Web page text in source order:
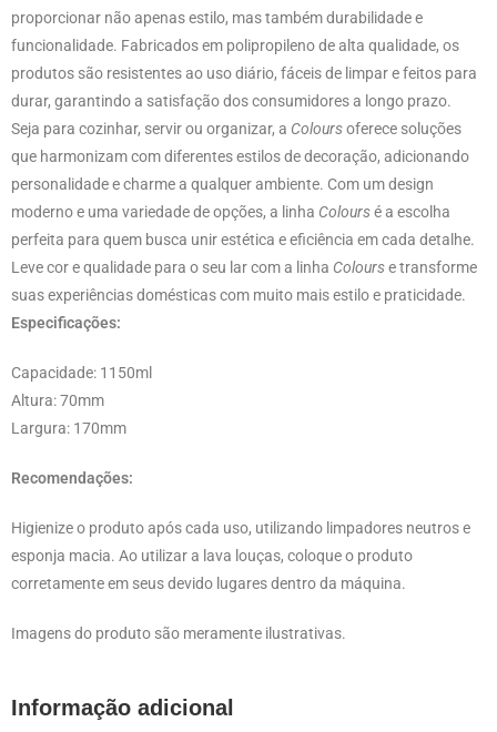
proporcionar não apenas estilo, mas também durabilidade e
funcionalidade. Fabricados em polipropileno de alta qualidade, os
produtos são resistentes ao uso diário, fáceis de limpar e feitos para
durar, garantindo a satisfação dos consumidores a longo prazo.
Seja para cozinhar, servir ou organizar, a Coloursoferece soluções
que harmonizam com diferentes estilos de decoração, adicionando
personalidade e charme a qualquer ambiente. Com um design
moderno e uma variedade de opções, a linha Coloursé a escolha
perfeita para quem busca unir estética e eficiência em cada detalhe.
Leve cor e qualidade para o seu lar com a linha Colourse transforme
suas experiências domésticas com muito mais estilo e praticidade.
Especificações:
Capacidade: 1150ml
Altura: 70mm
Largura: 170mm
Recomendações:
Higienize o produto após cada uso, utilizando limpadores neutros e
esponja macia. Ao utilizar a lava louças, coloque o produto
corretamente em seus devido lugares dentro da máquina.
Imagens do produto são meramente ilustrativas.
Informação adicional